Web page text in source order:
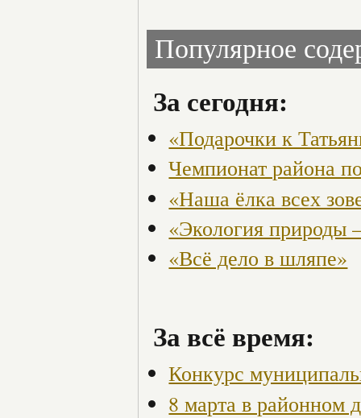
Популярное
За сегодня:
«Подарочки к
Чемпионат района
«Наша ёлка всех
«Экология природы
«Всё дело в шляпе»
За всё время:
Конкурс
8 марта в районном